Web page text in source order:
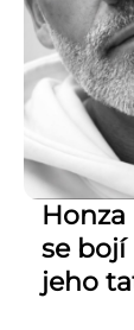
se bojí
jeho